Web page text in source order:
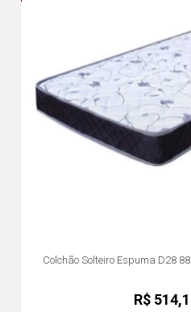
Colchão Solteiro Espuma D28
R$